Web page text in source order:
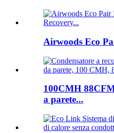
Airwoods Eco
100CMH
a parete...